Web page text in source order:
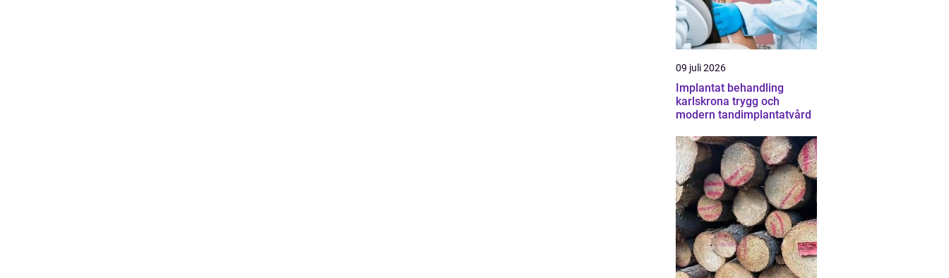
09 juli 2026
Implantat behandling
karlskrona trygg och
modern tandimplantatvård